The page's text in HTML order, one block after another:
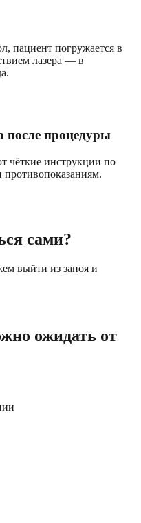
пациент погружается в
лазера — в
после процедуры
чёткие инструкции по
противопоказаниям.
сами?
выйти из запоя и
ожидать от